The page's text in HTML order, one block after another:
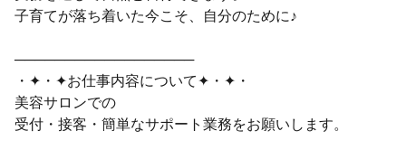
子育てが落ち着いた今こそ、自分のために♪
──────────────────
・✦・✦お仕事内容について✦・✦・
美容サロンでの
受付・接客・簡単なサポート業務をお願いします。